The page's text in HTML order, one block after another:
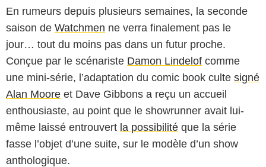
En rumeurs depuis plusieurs semaines, la seconde
saison de Watchmen ne verra finalement pas le
jour… tout du moins pas dans un futur proche.
Conçue par le scénariste Damon Lindelof comme
une mini-série, l’adaptation du comic book culte signé
Alan Moore et Dave Gibbons a reçu un accueil
enthousiaste, au point que le showrunner avait lui-
même laissé entrouvert la possibilité que la série
fasse l’objet d’une suite, sur le modèle d’un show
anthologique.